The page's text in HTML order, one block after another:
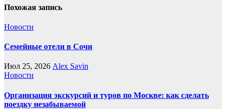
Похожая запись
Новости
Семейные отели в Сочи
Июл 25, 2026 Alex Savin
Новости
Организация экскурсий и туров по Москве: как сделать
поездку незабываемой